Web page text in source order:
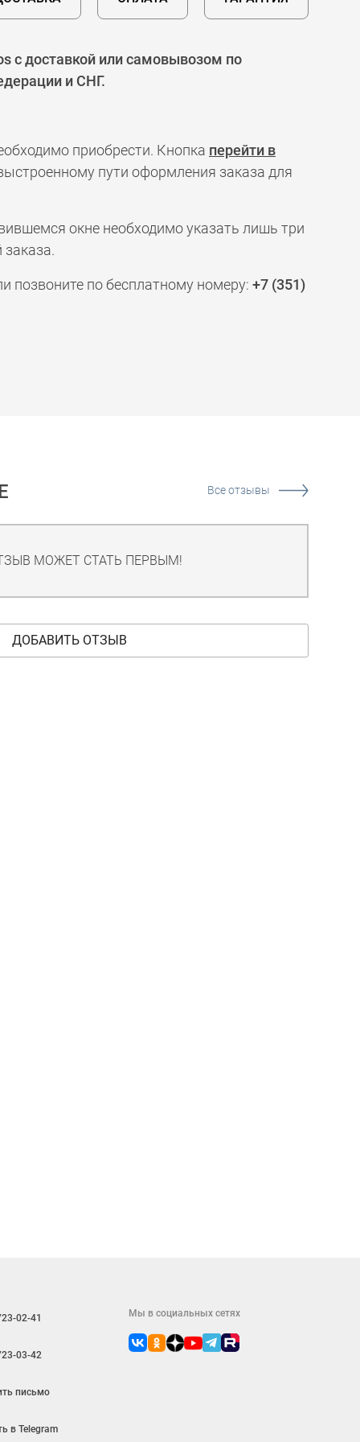
с доставкой или самовывозом по
и СНГ.
приобрести. Кнопка перейти в
пути оформления заказа для
окне необходимо указать лишь три
позвоните по бесплатному номеру: +7 (351)
Все отзывы
МОЖЕТ СТАТЬ ПЕРВЫМ!
ДОБАВИТЬ ОТЗЫВ
02-41
03-42
письмо
в Telegram
Мы в социальных сетях